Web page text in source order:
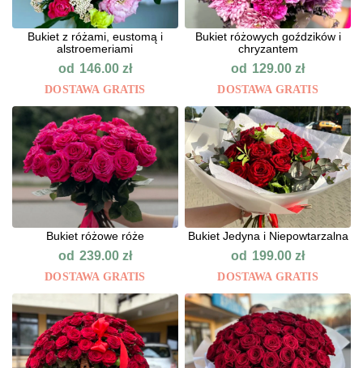
Bukiet z różami, eustomą i
alstroemeriami
od 146.00 zł
DOSTAWA GRATIS
Bukiet różowych goździków i
chryzantem
od 129.00zł
DOSTAWA GRATIS
Bukiet różowe róże
od 239.00 zł
DOSTAWA GRATIS
Bukiet Jedyna i Niepowtarzalna
od 199.00zł
DOSTAWA GRATIS